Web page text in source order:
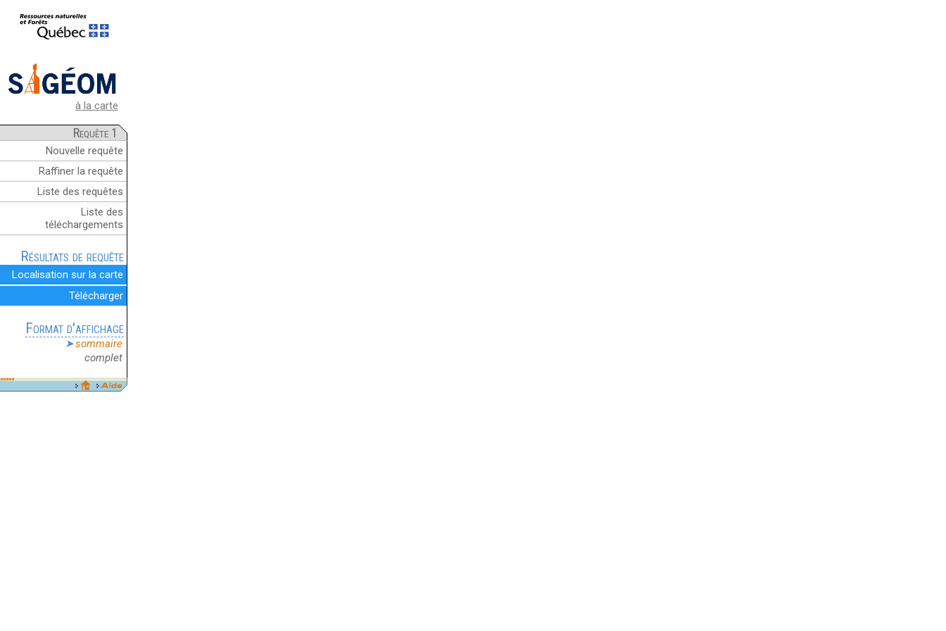
à la carte
Requête 1
Nouvelle requête
Raffiner la requête
Liste des requêtes
Liste des
téléchargements
Résultats de requête
Localisation sur la carte
Télécharger
Format d'affichage
sommaire
complet